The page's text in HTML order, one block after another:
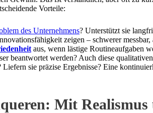
Vorteile:
des Unternehmens? Unterstützt sie
zeigen – schwerer
aus, wenn lästige Routineaufgaben
beantwortet werden? Auch diese
sie präzise Ergebnisse? Eine
Mit